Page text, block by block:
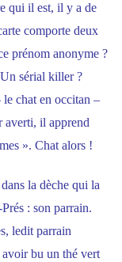
qui il est, il y a de
comporte deux
prénom anonyme ?
sérial killer ?
le chat en occitan –
averti, il apprend
». Chat alors !
la dèche qui la
: son parrain.
ledit parrain
avoir bu un thé vert